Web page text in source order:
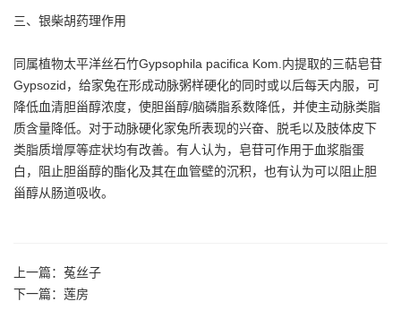
三、银柴胡药理作用
同属植物太平洋丝石竹Gypsophila pacifica Kom.内提取的三萜皂苷
Gypsozid，给家兔在形成动脉粥样硬化的同时或以后每天内服，可
降低血清胆甾醇浓度，使胆甾醇/脑磷脂系数降低，并使主动脉类脂
质含量降低。对于动脉硬化家兔所表现的兴奋、脱毛以及肢体皮下
类脂质增厚等症状均有改善。有人认为，皂苷可作用于血浆脂蛋
白，阻止胆甾醇的酯化及其在血管壁的沉积，也有认为可以阻止胆
甾醇从肠道吸收。
上一篇： 菟丝子
下一篇： 莲房